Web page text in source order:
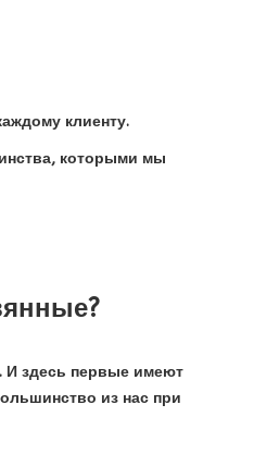
клиенту.
которыми мы
И здесь первые имеют
из нас при